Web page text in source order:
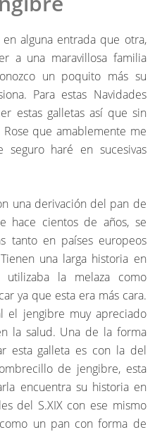
alguna entrada que otra,
a una maravillosa familia
un poquito más su
Para estas Navidades
estas galletas así que sin
que amablemente me
haré en sucesivas
una derivación del pan de
hace cientos de años, se
tanto en países europeos
una larga historia en
utilizaba la melaza como
ya que esta era más cara.
el jengibre muy apreciado
la salud. Una de la forma
esta galleta es con la del
de jengibre, esta
encuentra su historia en
del S.XIX con ese mismo
un pan con forma de